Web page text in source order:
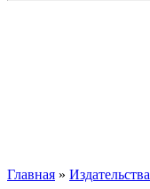
Главная » Издательства